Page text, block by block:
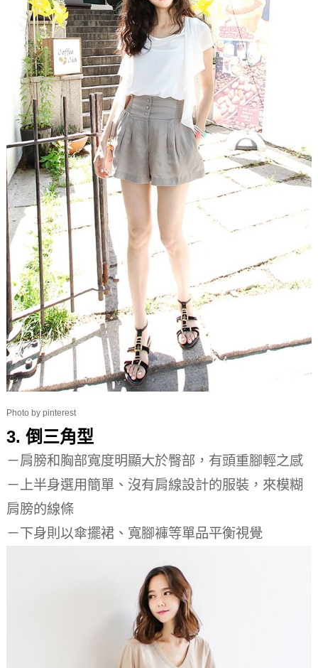
Photo by pinterest
3. 倒三角型
－肩膀和胸部寬度明顯大於臀部，有頭重腳輕之感
－上半身選用簡單、沒有肩線設計的服裝，來模糊
肩膀的線條
－下身則以傘擺裙、寬腳褲等單品平衡視覺